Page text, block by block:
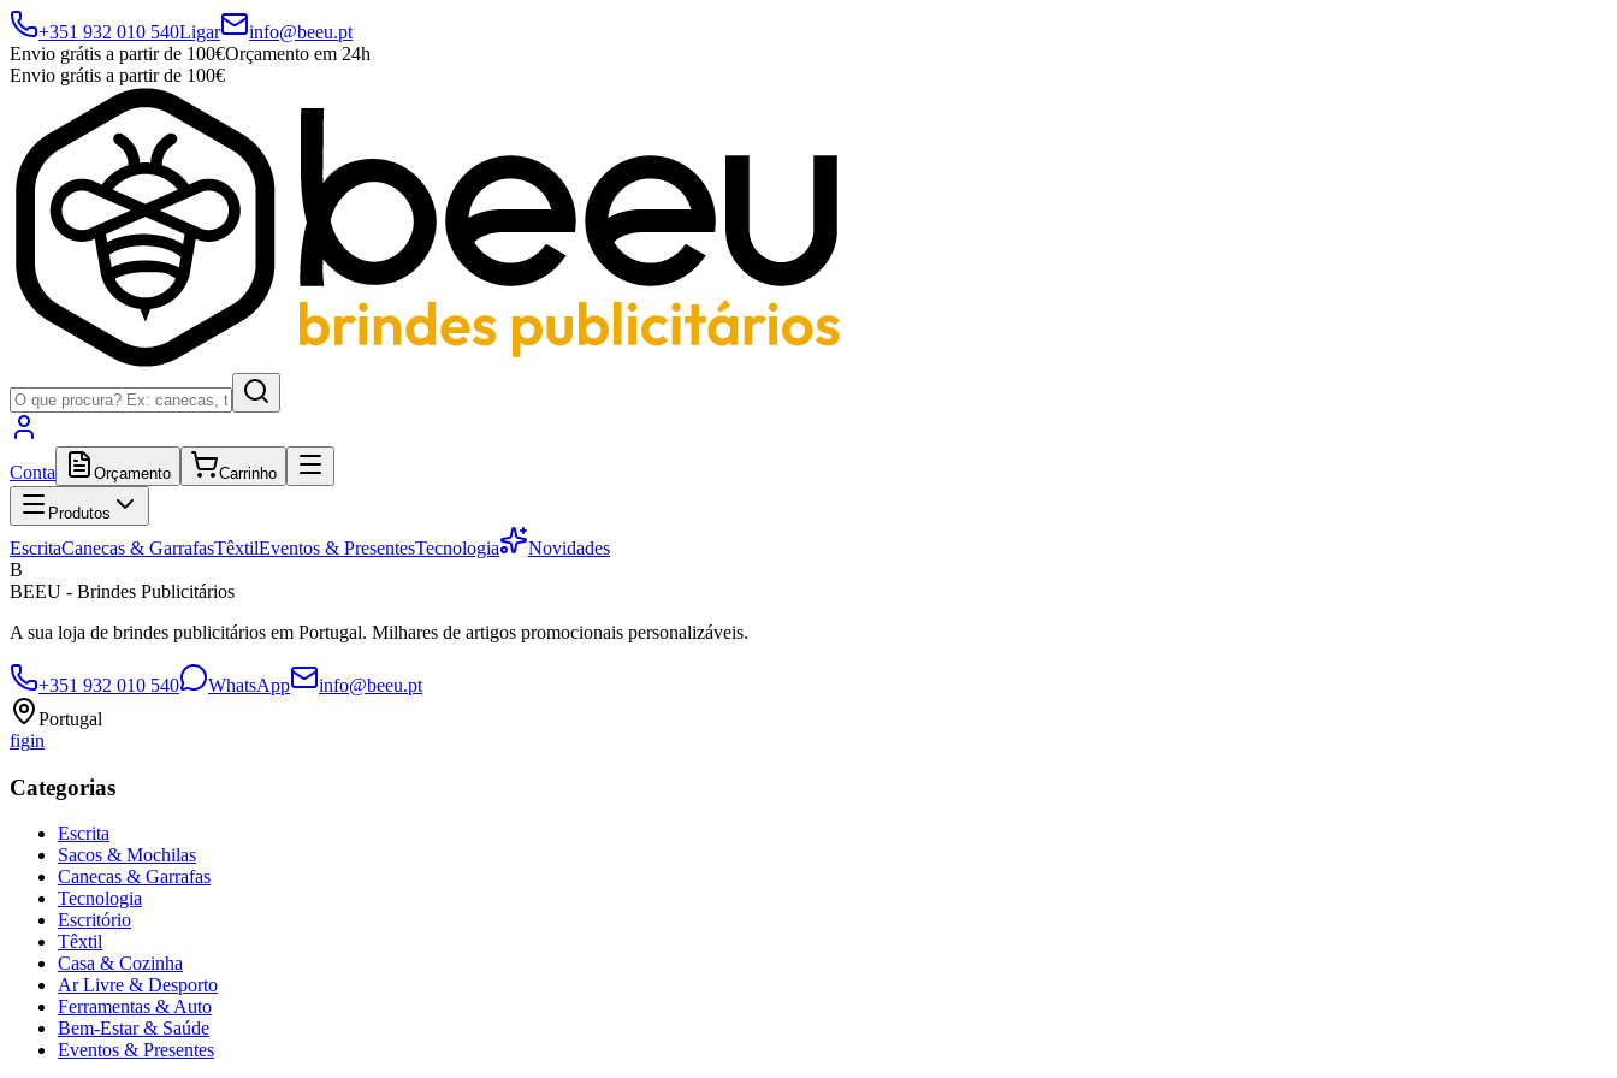
+351 932 010 540Ligar
info@beeu.pt
Envio grátis a partir de 100€Orçamento em 24h
Envio grátis a partir de 100€
Conta Orçamento Carrinho
Produtos
EscritaCanecas & GarrafasTêxtilEventos & PresentesTecnologia
Novidades
B
BEEU - Brindes Publicitários
A sua loja de brindes publicitários em Portugal. Milhares de artigos promocionais personalizáveis.
+351 932 010 540 WhatsApp
info@beeu.pt
Portugal
figin
Categorias
Escrita
Sacos & Mochilas
Canecas & Garrafas
Tecnologia
Escritório
Têxtil
Casa & Cozinha
Ar Livre & Desporto
Ferramentas & Auto
Bem-Estar & Saúde
Eventos & Presentes